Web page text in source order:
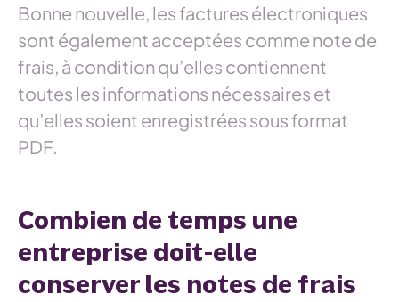
Bonne nouvelle, les factures électroniques
sont également acceptées comme note de
frais, à condition qu’elles contiennent
toutes les informations nécessaires et
qu’elles soient enregistrées sous format
PDF.
Combien de temps une
entreprise doit-elle
conserver les notes de frais